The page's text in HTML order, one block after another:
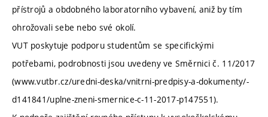
přístrojů a obdobného laboratorního vybavení, aniž by tím
ohrožovali sebe nebo své okolí.
VUT poskytuje podporu studentům se specifickými
potřebami, podrobnosti jsou uvedeny ve Směrnici č. 11/2017
(www.vutbr.cz/uredni-deska/vnitrni-predpisy-a-dokumenty/-
d141841/uplne-zneni-smernice-c-11-2017-p147551).